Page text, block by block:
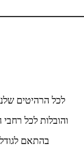
לכל הרהיטים
והובלות לכל
בהתאם לגודל